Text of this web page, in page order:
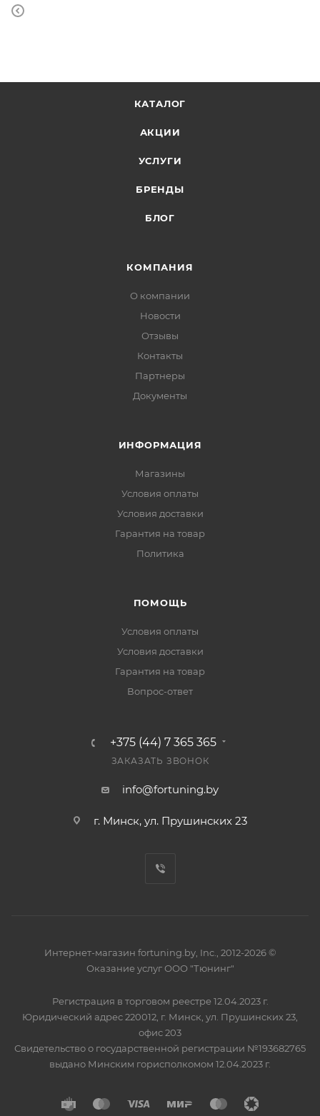
КАТАЛОГ
АКЦИИ
УСЛУГИ
БРЕНДЫ
БЛОГ
КОМПАНИЯ
О компании
Новости
Отзывы
Контакты
Партнеры
Документы
ИНФОРМАЦИЯ
Магазины
Условия оплаты
Условия доставки
Гарантия на товар
Политика
ПОМОЩЬ
Условия оплаты
Условия доставки
Гарантия на товар
Вопрос-ответ
+375 (44) 7 365 365
ЗАКАЗАТЬ ЗВОНОК
info@fortuning.by
г. Минск, ул. Прушинских 23
Интернет-магазин fortuning.by, Inc., 2012-2026 ©
Оказание услуг ООО "Тюнинг"
Регистрация в торговом реестре 12.04.2023 г.
Юридический адрес 220012, г. Минск, ул. Прушинских 23,
офис 203
Свидетельство о государственной регистрации №193682765
выдано Минским горисполкомом 12.04.2023 г.